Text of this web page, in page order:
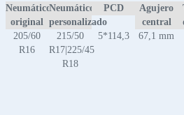
Neumático
original
Neumático
personalizado
PCD
Agujero
central
205/60
R16
215/50
R17|225/45
R18
5*114,3 67,1 mm